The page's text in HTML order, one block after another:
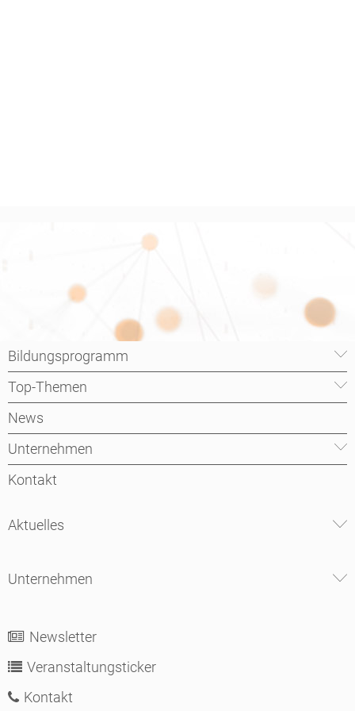
Bildungsprogramm
Top-Themen
News
Unternehmen
Kontakt
Aktuelles
Unternehmen
Newsletter
Veranstaltungsticker
Kontakt